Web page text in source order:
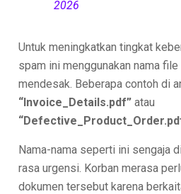
2026
Untuk meningkatkan tingkat
spam ini menggunakan nama
mendesak. Beberapa contoh di
“Invoice_Details.pdf” atau
Nama-nama seperti ini sengaja
rasa urgensi. Korban merasa
dokumen tersebut karena